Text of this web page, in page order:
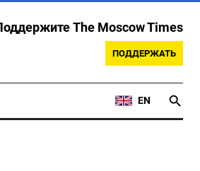
The Moscow Times
ПОДДЕРЖАТЬ
EN